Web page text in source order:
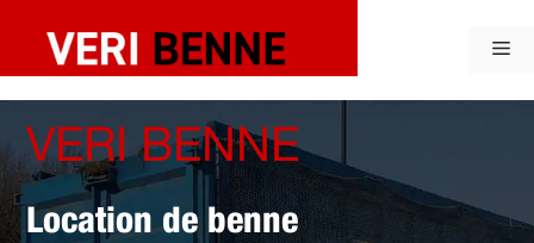
contenu
VERI BENNE
Location de benne